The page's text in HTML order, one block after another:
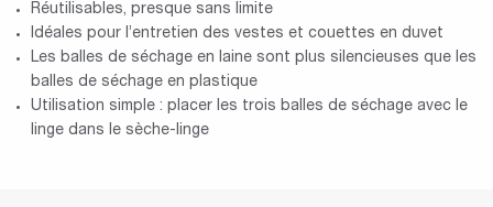
Réutilisables, presque sans limite
Idéales pour l’entretien des vestes et couettes en duvet
Les balles de séchage en laine sont plus silencieuses que les
balles de séchage en plastique
Utilisation simple : placer les trois balles de séchage avec le
linge dans le sèche-linge